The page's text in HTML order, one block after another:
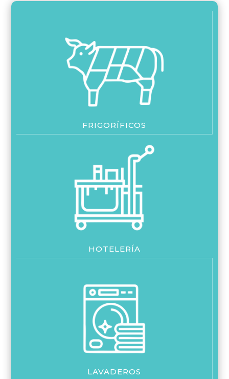
FRIGORÍFICOS
HOTELERÍA
LAVADEROS